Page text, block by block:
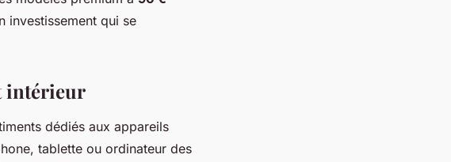
investissement qui se
intérieur
dédiés aux appareils
tablette ou ordinateur des